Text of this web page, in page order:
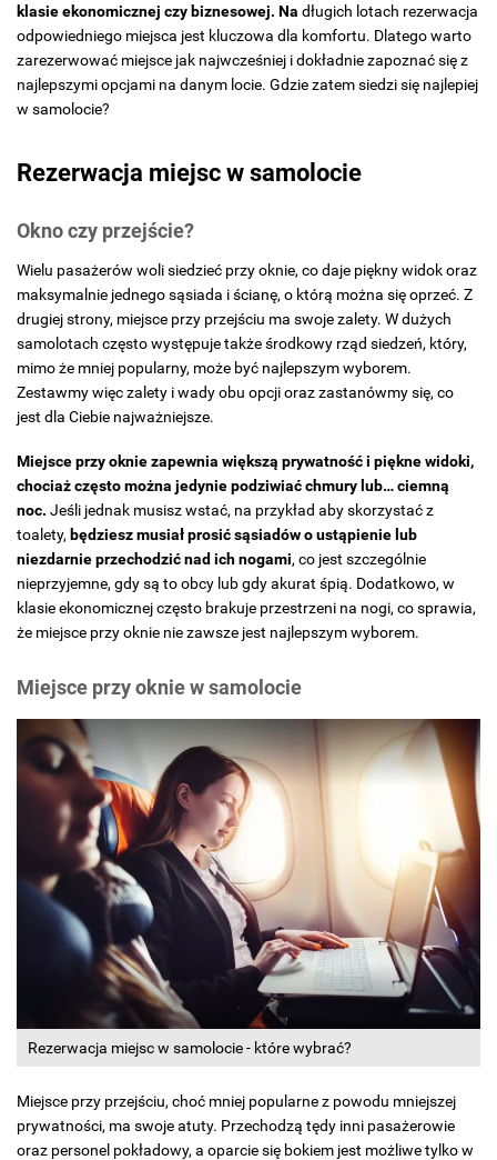
klasie ekonomicznej czy biznesowej. Na długich lotach rezerwacja
odpowiedniego miejsca jest kluczowa dla komfortu. Dlatego warto
zarezerwować miejsce jak najwcześniej i dokładnie zapoznać się z
najlepszymi opcjami na danym locie. Gdzie zatem siedzi się najlepiej
w samolocie?
Rezerwacja miejsc w samolocie
Okno czy przejście?
Wielu pasażerów woli siedzieć przy oknie, co daje piękny widok oraz
maksymalnie jednego sąsiada i ścianę, o którą można się oprzeć. Z
drugiej strony, miejsce przy przejściu ma swoje zalety. W dużych
samolotach często występuje także środkowy rząd siedzeń, który,
mimo że mniej popularny, może być najlepszym wyborem.
Zestawmy więc zalety i wady obu opcji oraz zastanówmy się, co
jest dla Ciebie najważniejsze.
Miejsce przy oknie zapewnia większą prywatność i piękne widoki,
chociaż często można jedynie podziwiać chmury lub… ciemną
noc. Jeśli jednak musisz wstać, na przykład aby skorzystać z
toalety, będziesz musiał prosić sąsiadów o ustąpienie lub
niezdarnie przechodzić nad ich nogami, co jest szczególnie
nieprzyjemne, gdy są to obcy lub gdy akurat śpią. Dodatkowo, w
klasie ekonomicznej często brakuje przestrzeni na nogi, co sprawia,
że miejsce przy oknie nie zawsze jest najlepszym wyborem.
Miejsce przy oknie w samolocie
Rezerwacja miejsc w samolocie - które wybrać?
Miejsce przy przejściu, choć mniej popularne z powodu mniejszej
prywatności, ma swoje atuty. Przechodzą tędy inni pasażerowie
oraz personel pokładowy, a oparcie się bokiem jest możliwe tylko w